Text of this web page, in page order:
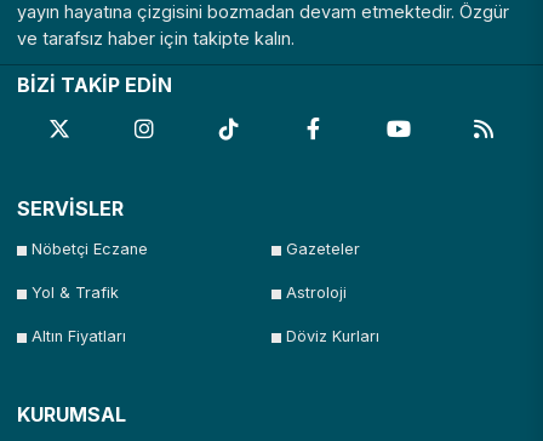
yayın hayatına çizgisini bozmadan devam etmektedir. Özgür
ve tarafsız haber için takipte kalın.
BİZİ TAKİP EDİN
SERVİSLER
Nöbetçi Eczane Gazeteler
Yol & Trafik Astroloji
Altın Fiyatları Döviz Kurları
KURUMSAL